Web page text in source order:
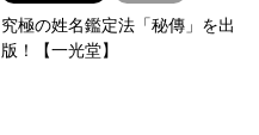
究極の姓名鑑定法「秘傳」を出
版！【一光堂】